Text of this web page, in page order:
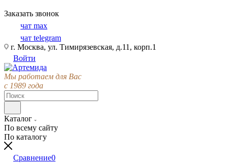
Заказать звонок
чат max
чат telegram
г. Москва, ул. Тимирязевская, д.11, корп.1
Войти
Мы работаем для Вас
с 1989 года
Каталог
По всему сайту
По каталогу
Сравнение0